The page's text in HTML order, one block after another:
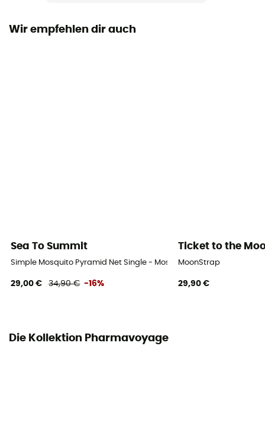
Wir empfehlen dir auch
Sea To Summit
Simple Mosquito Pyramid Net Single - Moskitonetz
29,00 € 34,90 € -16%
Ticket to the
MoonStrap
29,90 €
Die Kollektion Pharmavoyage